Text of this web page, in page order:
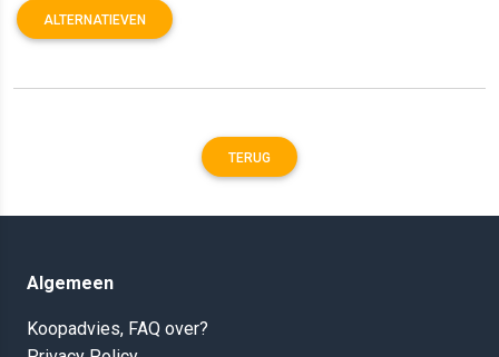
ALTERNATIEVEN
TERUG
Algemeen
Koopadvies, FAQ over?